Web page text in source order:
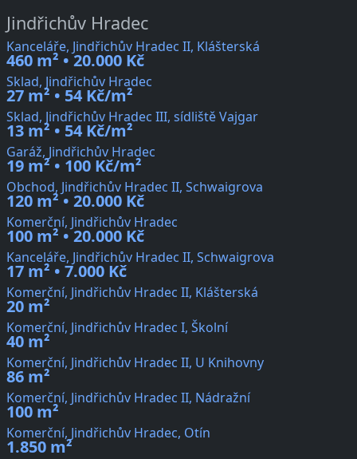
Jindřichův Hradec
Kanceláře, Jindřichův Hradec II, Klášterská
460 m² • 20.000 Kč
Sklad, Jindřichův Hradec
27 m² • 54 Kč/m²
Sklad, Jindřichův Hradec III, sídliště Vajgar
13 m² • 54 Kč/m²
Garáž, Jindřichův Hradec
19 m² • 100 Kč/m²
Obchod, Jindřichův Hradec II, Schwaigrova
120 m² • 20.000 Kč
Komerční, Jindřichův Hradec
100 m² • 20.000 Kč
Kanceláře, Jindřichův Hradec II, Schwaigrova
17 m² • 7.000 Kč
Komerční, Jindřichův Hradec II, Klášterská
20 m²
Komerční, Jindřichův Hradec I, Školní
40 m²
Komerční, Jindřichův Hradec II, U Knihovny
86 m²
Komerční, Jindřichův Hradec II, Nádražní
100 m²
Komerční, Jindřichův Hradec, Otín
1.850 m²